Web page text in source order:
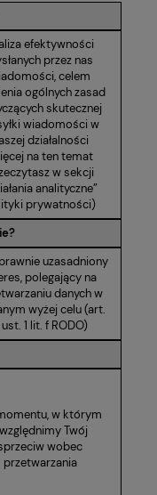
efektywności
przez nas
celem
ogólnych zasad
skutecznej
wiadomości w
działalności
na ten temat
w sekcji
analityczne”
prywatności)
uzasadniony
polegający na
danych w
wyżej celu (art.
1 lit. f RODO)
w którym
Twój
wobec
przetwarzania